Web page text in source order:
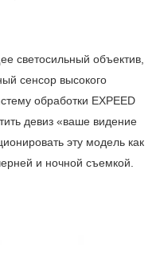
светосильный объектив,
сенсор высокого
обработки EXPEED
девиз «ваше видение
эту модель как
и ночной съемкой.